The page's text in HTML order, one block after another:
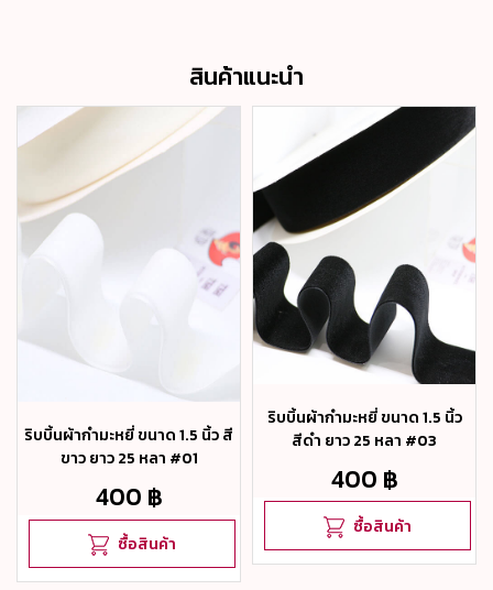
สินค้าแนะนำ
ริบบิ้นผ้ากำมะหยี่ ขนาด 1.5 นิ้ว สี
ขาว ยาว 25 หลา #01
400 ฿
ซื้อสินค้า
ริบบิ้นผ้ากำมะหยี่ ขนาด 1.5 นิ้ว
สีดำ ยาว 25 หลา #03
400 ฿
ซื้อสินค้า